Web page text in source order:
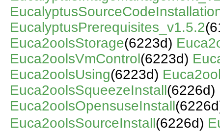
EucalyptusPrerequisites_v1.5.2
Euca2oolsStorage(6223d)
Euca2oolsVmControl(6223d)
Euca2oolsUsing(6223d)
Euca2oolsSqueezeInstall(6226d)
Euca2oolsOpensuseInstall
Euca2oolsSourceInstall(6226d)